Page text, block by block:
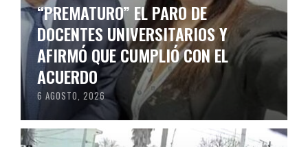
“PREMATURO” EL PARO DE
DOCENTES UNIVERSITARIOS Y
AFIRMÓ QUE CUMPLIÓ CON EL
ACUERDO
6 AGOSTO, 2026